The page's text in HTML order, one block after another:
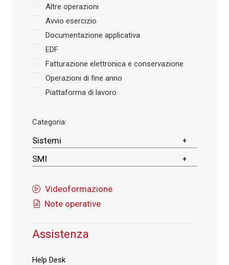
Altre operazioni
Avvio esercizio
Documentazione applicativa
EDF
Fatturazione elettronica e conservazione
Operazioni di fine anno
Piattaforma di lavoro
Categoria:
Sistemi
SMI
Videoformazione
Note operative
Assistenza
Help Desk